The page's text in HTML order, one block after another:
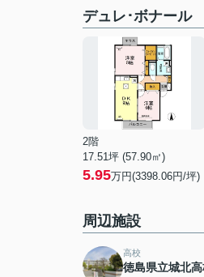
デュレ･ボナール
2階
17.51坪 (57.90㎡)
5.95万円(3398.06円/坪)
周辺施設
高校
徳島県立城北